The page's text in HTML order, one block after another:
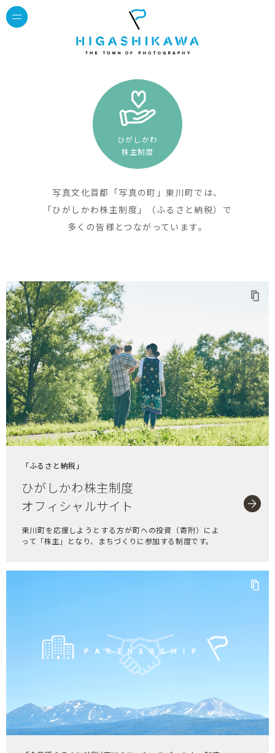
ひがしかわ
株主制度
写真文化首都「写真の町」東川町では、
「ひがしかわ株主制度」（ふるさと納税）で
多くの皆様とつながっています。
「ふるさと納税」
ひがしかわ株主制度
オフィシャルサイト
東川町を応援しようとする方が町への投資（寄附）によ
って「株主」となり、まちづくりに参加する制度です。